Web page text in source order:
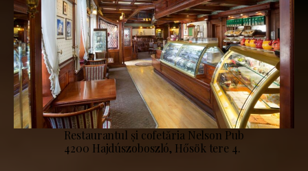
Restaurantul și cofetăria Nelson Pub
4200 Hajdúszoboszló, Hősök tere 4.